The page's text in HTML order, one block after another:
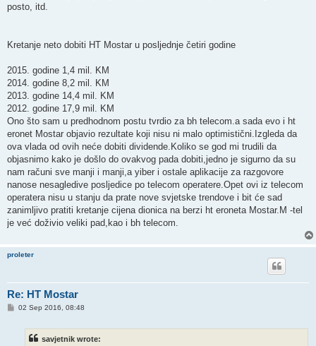
posto, itd.
Kretanje neto dobiti HT Mostar u posljednje četiri godine
2015. godine 1,4 mil. KM
2014. godine 8,2 mil. KM
2013. godine 14,4 mil. KM
2012. godine 17,9 mil. KM
Ono što sam u predhodnom postu tvrdio za bh telecom.a sada evo i ht
eronet Mostar objavio rezultate koji nisu ni malo optimistični.Izgleda da
ova vlada od ovih neće dobiti dividende.Koliko se god mi trudili da
objasnimo kako je došlo do ovakvog pada dobiti,jedno je sigurno da su
nam računi sve manji i manji,a yiber i ostale aplikacije za razgovore
nanose nesagledive posljedice po telecom operatere.Opet ovi iz telecom
operatera nisu u stanju da prate nove svjetske trendove i bit će sad
zanimljivo pratiti kretanje cijena dionica na berzi ht eroneta Mostar.M -tel
je već doživio veliki pad,kao i bh telecom.
proleter
Re: HT Mostar
P02 Sep 2016, 08:48
savjetnik wrote: